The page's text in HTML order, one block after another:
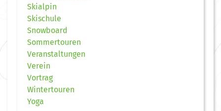
Skialpin
Skischule
Snowboard
Sommertouren
Veranstaltungen
Verein
Vortrag
Wintertouren
Yoga